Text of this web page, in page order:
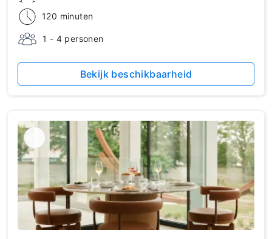
120 minuten
1 - 4 personen
Bekijk beschikbaarheid